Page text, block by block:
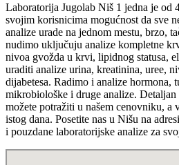
Laboratorija Jugolab Niš 1 jedna je od
svojim korisnicima mogućnost da sve
analize urade na jednom mestu, brzo,
nudimo uključuju analize kompletne
nivoa gvožda u krvi, lipidnog statusa,
uraditi analize urina, kreatinina, uree,
dijabetesa. Radimo i analize hormona,
mikrobiološke i druge analize. Detaljan
možete potražiti u našem cenovniku, a
istog dana. Posetite nas u Nišu na
i pouzdane laboratorijske analize za